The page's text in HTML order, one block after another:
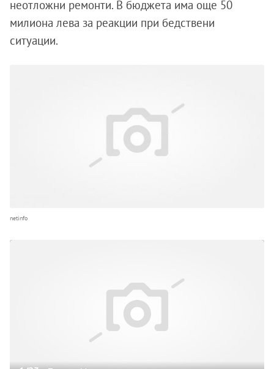
неотложни ремонти. В бюджета има още 50
милиона лева за реакции при бедствени
ситуации.
netinfo